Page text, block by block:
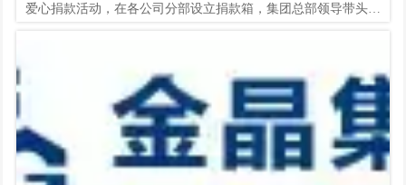
爱心捐款活动，在各公司分部设立捐款箱，集团总部领导带头捐